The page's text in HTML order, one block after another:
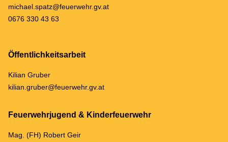
michael.spatz@feuerwehr.gv.at
0676 330 43 63
Öffentlichkeitsarbeit
Kilian Gruber
kilian.gruber@feuerwehr.gv.at
Feuerwehrjugend & Kinderfeuerwehr
Mag. (FH) Robert Geir